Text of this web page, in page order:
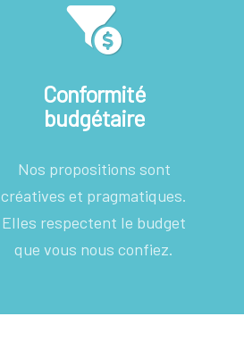
Conformité
budgétaire
Nos propositions sont
créatives et pragmatiques.
Elles respectent le budget
que vous nous confiez.